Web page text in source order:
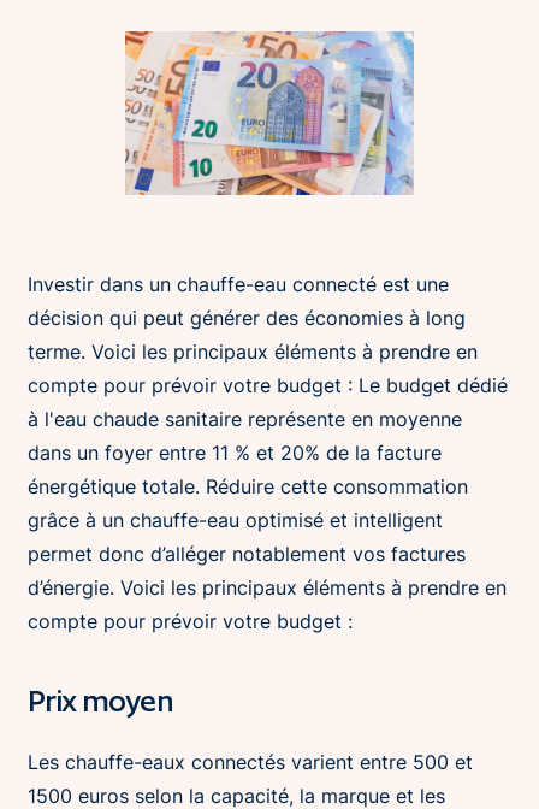
Investir dans un chauffe-eau connecté est une
décision qui peut générer des économies à long
terme. Voici les principaux éléments à prendre en
compte pour prévoir votre budget : Le budget dédié
à l'eau chaude sanitaire représente en moyenne
dans un foyer entre 11 % et 20% de la facture
énergétique totale. Réduire cette consommation
grâce à un chauffe-eau optimisé et intelligent
permet donc d’alléger notablement vos factures
d’énergie. Voici les principaux éléments à prendre en
compte pour prévoir votre budget :
Prix moyen
Les chauffe-eaux connectés varient entre 500 et
1500 euros selon la capacité, la marque et les